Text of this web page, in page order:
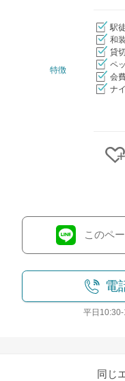
特徴
駅
和
貸
ペ
会
ナ
このペ
電
平日
同じ